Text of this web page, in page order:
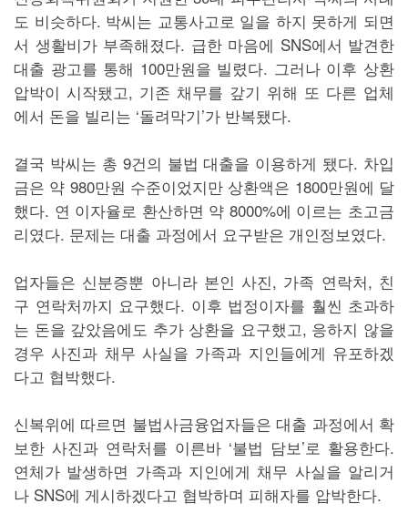
도 비슷하다. 박씨는 교통사고로 일을 하지 못하게 되면
서 생활비가 부족해졌다. 급한 마음에 SNS에서 발견한
대출 광고를 통해 100만원을 빌렸다. 그러나 이후 상환
압박이 시작됐고, 기존 채무를 갚기 위해 또 다른 업체
에서 돈을 빌리는 ‘돌려막기’가 반복됐다.
결국 박씨는 총 9건의 불법 대출을 이용하게 됐다. 차입
금은 약 980만원 수준이었지만 상환액은 1800만원에 달
했다. 연 이자율로 환산하면 약 8000%에 이르는 초고금
리였다. 문제는 대출 과정에서 요구받은 개인정보였다.
업자들은 신분증뿐 아니라 본인 사진, 가족 연락처, 친
구 연락처까지 요구했다. 이후 법정이자를 훨씬 초과하
는 돈을 갚았음에도 추가 상환을 요구했고, 응하지 않을
경우 사진과 채무 사실을 가족과 지인들에게 유포하겠
다고 협박했다.
신복위에 따르면 불법사금융업자들은 대출 과정에서 확
보한 사진과 연락처를 이른바 ‘불법 담보’로 활용한다.
연체가 발생하면 가족과 지인에게 채무 사실을 알리거
나 SNS에 게시하겠다고 협박하며 피해자를 압박한다.